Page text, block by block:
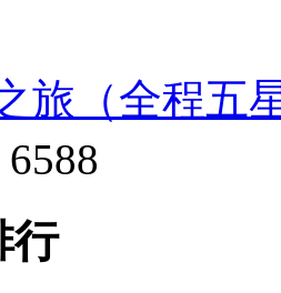
旅（全程五
行